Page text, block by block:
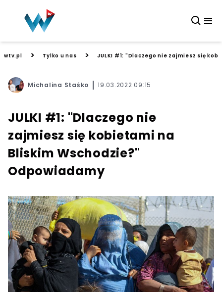
wtv.pl > Tylko u nas > JULKI #1: "Dlaczego nie zajmiesz się
Michalina Staśko 19.03.2022 09:15
JULKI #1: "Dlaczego nie
zajmiesz się kobietami na
Bliskim Wschodzie?"
Odpowiadamy